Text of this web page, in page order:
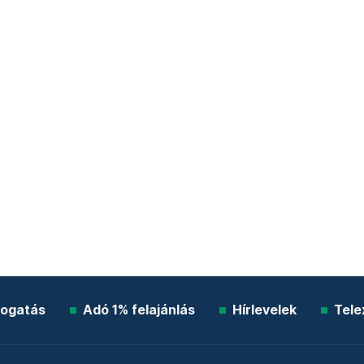
Adó 1% felajánlás Hírlevelek